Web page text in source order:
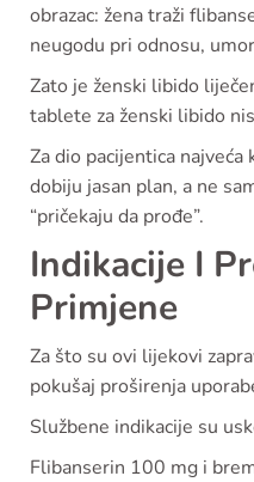
obrazac: žena traži
neugodu pri odnosu,
Zato je ženski libido
tablete za ženski libido
Za dio pacijentica
dobiju jasan plan, a ne
“pričekaju da prođe”.
Indikacije I
Primjene
Za što su ovi lijekovi
pokušaj proširenja
Službene indikacije su
Flibanserin 100 mg i